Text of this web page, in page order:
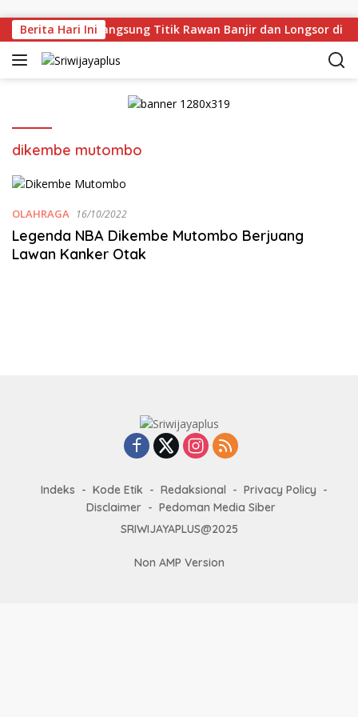
Berita Hari Ini
Deru Tinjau Langsung Titik Rawan Banjir dan Longsor di
dikembe mutombo
OLAHRAGA 16/10/2022
Legenda NBA Dikembe Mutombo Berjuang
Lawan Kanker Otak
Indeks Kode Etik Redaksional
Privacy Policy
Disclaimer
Pedoman Media Siber
SRIWIJAYAPLUS@2025
Non AMP Version